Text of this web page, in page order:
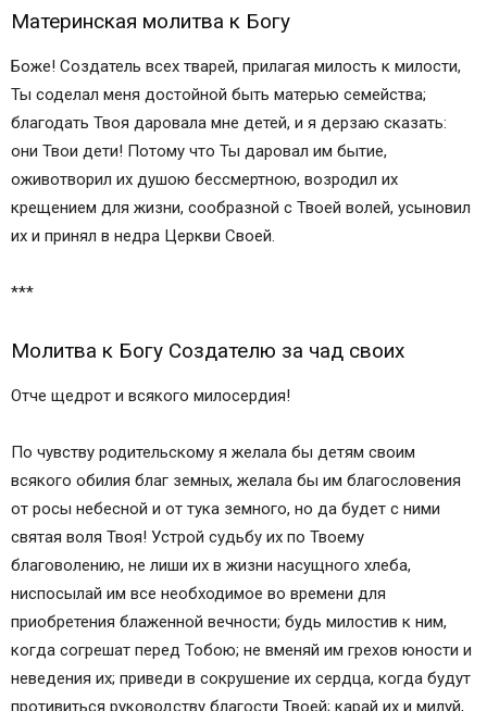
Молитва всем святым и бесплотным небесным
силам
Молитвы родителей для защиты детей
Богородице для покрова над чадами
Молитва к Ангелу хранителю о детях
МОЛИТВА ДЛЯ ОХРАНЕНИИ ДЕТЕЙ ОТ
ИСКУШЕНИЙ МИРА, И О ЛЮБВИ И
ЕДИНОМЫСЛИИ МЕЖДУ РОДИТЕЛЯМИ И
Молитва Создателю за детей своих, чтобы те
Молитва о вскармливании грудью младенцев
”Млекопитательница”
Как правильно молиться
Тексты молитв
Сила материнской молитвы
Небесные покровители детей
Советы родителям
Материнские молитвы о здравии ребенка –
самые сильные и действенные
Святые помощники матери болеющего ребенка
Материнская молитва к Богу
Боже! Создатель всех тварей, прилагая милость к милости,
Ты соделал меня достойной быть матерью семейства;
благодать Твоя даровала мне детей, и я дерзаю сказать:
они Твои дети! Потому что Ты даровал им бытие,
оживотворил их душою бессмертною, возродил их
крещением для жизни, сообразной с Твоей волей, усыновил
их и принял в недра Церкви Своей.
***
Молитва к Богу Создателю за чад своих
Отче щедрот и всякого милосердия!
По чувству родительскому я желала бы детям своим
всякого обилия благ земных, желала бы им благословения
от росы небесной и от тука земного, но да будет с ними
святая воля Твоя! Устрой судьбу их по Твоему
благоволению, не лиши их в жизни насущного хлеба,
ниспосылай им все необходимое во времени для
приобретения блаженной вечности; будь милостив к ним,
когда согрешат перед Тобою; не вменяй им грехов юности и
неведения их; приведи в сокрушение их сердца, когда будут
противиться руководству благости Твоей; карай их и милуй,